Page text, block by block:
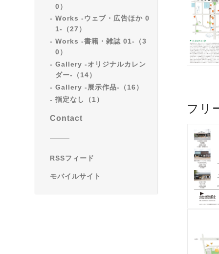
0）
Works -ウェブ・広告ほか 0
1-（27）
Works -書籍・雑誌 01-（3
0）
Gallery -オリジナルカレン
ダー-（14）
Gallery -展示作品-（16）
指定なし（1）
Contact
RSSフィード
モバイルサイト
フリ